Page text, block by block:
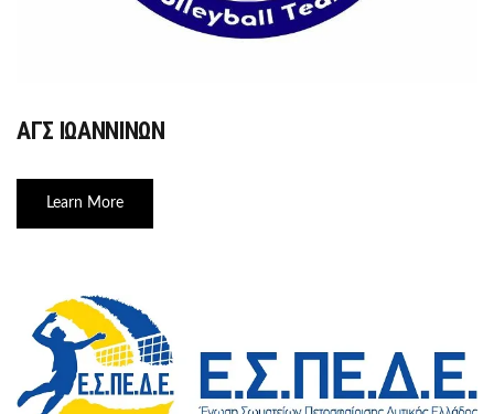
ΑΓΣ ΙΩΑΝΝΙΝΩΝ
Learn More